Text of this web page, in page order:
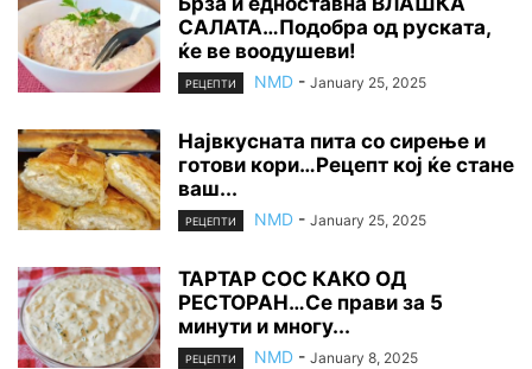
САЛАТА…Подобра од руската,
ќе ве воодушеви!
РЕЦЕПТИ NMD - January 25, 2025
Највкусната пита со сирење и
готови кори…Рецепт кој ќе стане
ваш...
РЕЦЕПТИ NMD - January 25, 2025
ТАРТАР СОС КАКО ОД
РЕСТОРАН…Се прави за 5
минути и многу...
РЕЦЕПТИ NMD - January 8, 2025